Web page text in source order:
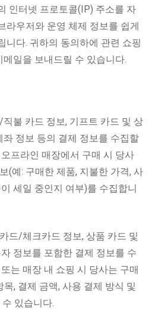
인터넷 프로토콜(IP) 주소를 자
라우저와 운영 체제 정보를 쉽게
니다. 귀하의 동의하에 관련 쇼핑
일을 보내드릴 수 있습니다.
불 카드 정보, 기프트 카드 및 상
좌 정보 등의 결제 정보를 수집할
프라인 매장에서 구매 시 당사
(예: 구매한 제품, 지불한 가격, 사
세일 중인지 여부)를 수집합니
드/체크카드 정보, 상품 카드 및
정보를 포함한 결제 정보를 수
는 매장 내 쇼핑 시 당사는 구매
, 결제 금액, 사용 결제 방식 및
있습니다.